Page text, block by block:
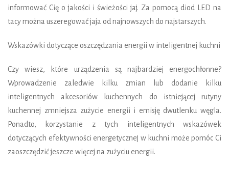
informować Cię o jakości i świeżości jaj. Za pomocą diod LED na
tacy można uszeregować jaja od najnowszych do najstarszych.
Wskazówki dotyczące oszczędzania energii w inteligentnej kuchni
Czy wiesz, które urządzenia są najbardziej energochłonne?
Wprowadzenie zaledwie kilku zmian lub dodanie kilku
inteligentnych akcesoriów kuchennych do istniejącej rutyny
kuchennej zmniejsza zużycie energii i emisję dwutlenku węgla.
Ponadto, korzystanie z tych inteligentnych wskazówek
dotyczących efektywności energetycznej w kuchni może pomóc Ci
zaoszczędzić jeszcze więcej na zużyciu energii.